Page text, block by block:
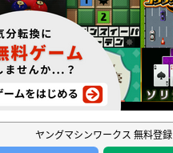
ヤングマシンワークス 無料登録